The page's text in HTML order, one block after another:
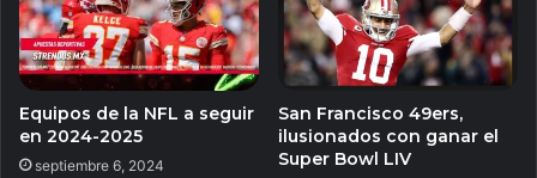
Equipos de la NFL a seguir
en 2024-2025
septiembre 6, 2024
San Francisco 49ers,
ilusionados con ganar el
Super Bowl LIV